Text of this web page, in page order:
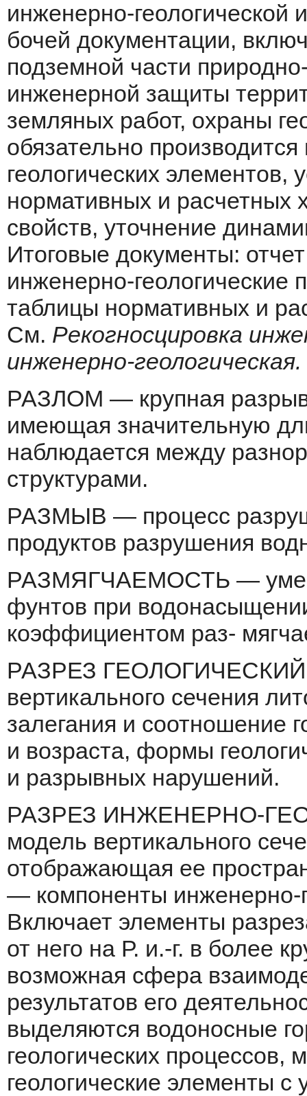
инженерно-
бочей документации,
подземной части
инженерной защиты
земляных работ, охраны
обязательно
геологических элементов,
нормативных и расчетных
свойств, уточнение
Итоговые документы:
инженерно-
таблицы нормативных и
См. Рекогносцировка
инженерно-геологическая.
РАЗЛОМ — крупная
имеющая значительную
наблюдается между
структурами.
РАЗМЫВ — процесс
продук­тов разрушения
РАЗМЯГЧАЕМОСТЬ —
фунтов при
коэффициентом раз-
РАЗРЕЗ ГЕОЛОГИЧЕСКИЙ
вертикального сечения
залегания и соотношение
и возраста, формы
и разрывных нарушений.
РАЗРЕЗ ИНЖЕНЕРНО-
модель вертикального
отображающая ее
— компоненты инженерно-
Включает элементы
от него на Р. и.-г. в более
возможная сфера
результатов его
выделяются водоносные
геологических процессов,
геологические элементы